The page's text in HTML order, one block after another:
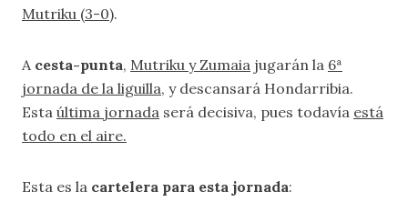
Mutriku (3-0).
A cesta-punta, Mutriku y Zumaia jugarán la 6ª
jornada de la liguilla, y descansará Hondarribia.
Esta última jornada será decisiva, pues todavía está
todo en el aire.
Esta es la cartelera para esta jornada: